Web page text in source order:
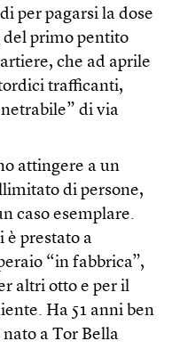
per pagarsi la dose
del primo pentito
che ad aprile
trafficanti,
di via
attingere a un
di persone,
caso esemplare.
è prestato a
“in fabbrica”,
altri otto e per il
Ha 51 anni ben
a Tor Bella